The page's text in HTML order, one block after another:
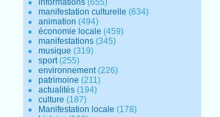
informations (655)
manifestation culturelle (634)
animation (494)
économie locale (459)
manifestations (345)
musique (319)
sport(255)
environnement(226)
patrimoine (211)
actualités (194)
culture (187)
Manifestation locale (178)